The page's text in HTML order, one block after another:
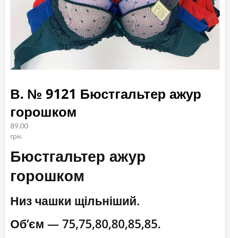
В. № 9121 Бюстгальтер ажур
горошком
89.00
грн.
Бюстгальтер ажур
горошком
Низ чашки щільніший.
Об’єм — 75,75,80,80,85,85.